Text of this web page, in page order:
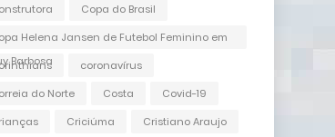
Copa do Brasil
Helena Jansen de Futebol Feminino em
Barbosa
coronavírus
do Norte
Costa
Covid-19
Criciúma
Cristiano Araujo